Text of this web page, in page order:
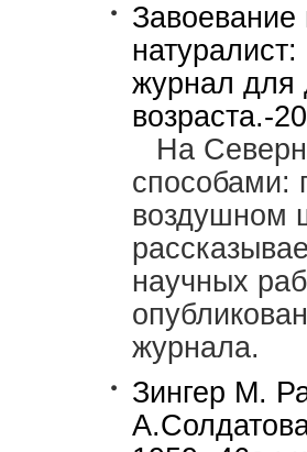
журнал для
возраста.-
На
способами:
воздушном
научных
журнала.
Зингер М.